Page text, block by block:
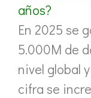
años?
En 2025 se
5.000M de
nivel global
cifra se